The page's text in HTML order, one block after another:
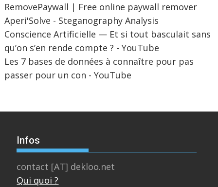
RemovePaywall | Free online paywall remover
Aperi'Solve - Steganography Analysis
Conscience Artificielle — Et si tout basculait sans
qu’on s’en rende compte ? - YouTube
Les 7 bases de données à connaître pour pas
passer pour un con - YouTube
Infos
contact [AT] dekloo.net
Qui quoi ?